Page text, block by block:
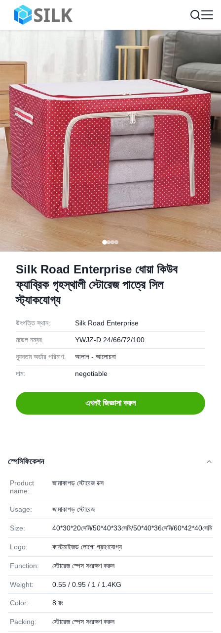
Silk Road Enterprise ধোয়া কিউব
ফ্যাব্রিক গৃহস্থালী স্টোরেজ পাত্রে সিল
স্ট্যাকযোগ্য
উৎপত্তি স্থান: Silk Road Enterprise
মডেল নম্বর: YWJZ-D 24/66/72/100
ন্যূনতম অর্ডার পরিমাণ: আলাপ - আলোচনা
দাম: negotiable
এখনই জিজ্ঞাসা করুন
স্পেসিফিকেশন
Product
name:
জামাকাপড় স্টোরেজ বক্স
Usage: জামাকাপড় স্টোরেজ
Size: 40*30*20সেমি/50*40*33সেমি/50*40*36সেমি/60*42*40সেমি
Logo: কাস্টমাইজড লোগো গ্রহণযোগ্য
Function: স্টোরেজ স্পেস সংরক্ষণ করুন
Weight: 0.55 / 0.95 / 1 / 1.4KG
Color: 8 রং
Packing: স্টোরেজ স্পেস সংরক্ষণ করুন